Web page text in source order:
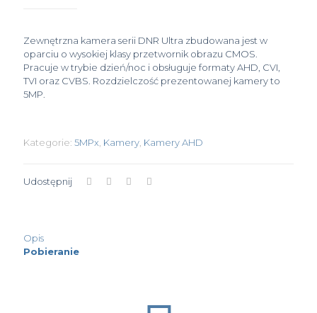
Zewnętrzna kamera serii DNR Ultra zbudowana jest w
oparciu o wysokiej klasy przetwornik obrazu CMOS.
Pracuje w trybie dzień/noc i obsługuje formaty AHD, CVI,
TVI oraz CVBS. Rozdzielczość prezentowanej kamery to
5MP.
Kategorie: 5MPx Kamery Kamery AHD
Udostępnij
Opis
Pobieranie